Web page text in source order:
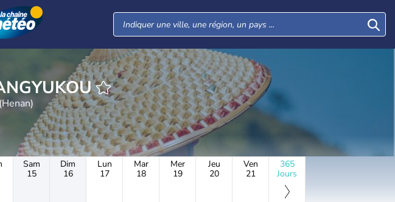
WANGYUKOU
Sam
15
Dim
16
Lun
17
Mar
18
Mer
19
Jeu
20
Ven
21
365
Jours